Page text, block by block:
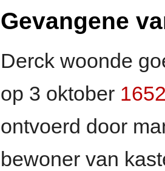
Gevangene
Derck woonde
op 3 oktober
ontvoerd door
bewoner van